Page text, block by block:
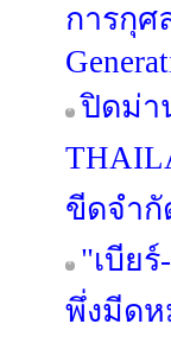
การกุศ
ปิดม่า
ขีดจำกั
"เบีย
พึ่งมีดห